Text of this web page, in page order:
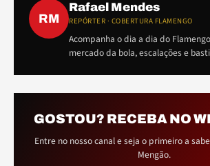
RM
Rafael Mendes
REPÓRTER · COBERTURA FLAMENGO
Acompanha o dia a dia do
mercado da bola, escalações e
GOSTOU? RECEBA NO
Entre no nosso canal e seja o primeiro a
Mengão.